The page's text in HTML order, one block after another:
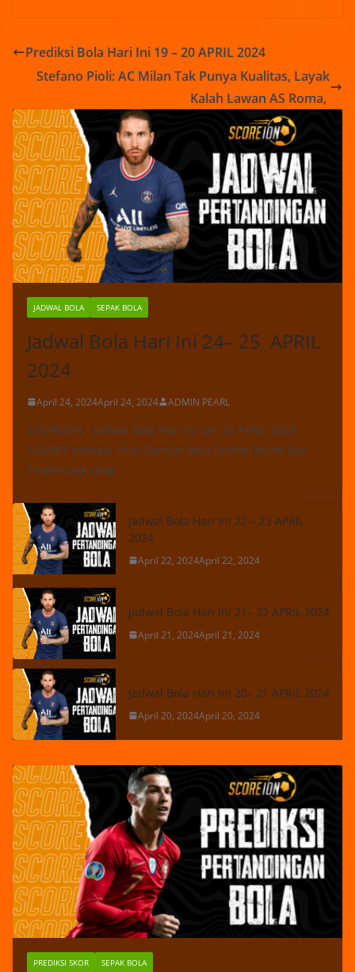
Prediksi Bola Hari Ini 19 – 20 APRIL 2024
Stefano Pioli: AC Milan Tak Punya Kualitas, Layak
Kalah Lawan AS Roma,
JADWAL BOLA SEPAK BOLA
Jadwal Bola Hari Ini 24– 25 APRIL
2024
April 24, 2024April 24, 2024 ADMIN PEARL
SCOREIDN – Jadwal Bola Hari Ini 24– 25 APRIL 2024
:IOSBET sebagai Situs Bandar Bola Online Resmi dan
Terpercaya yang
Jadwal Bola Hari Ini 22 – 23 APRIL
2024
April 22, 2024April 22, 2024
Jadwal Bola Hari Ini 21– 22 APRIL 2024
April 21, 2024April 21, 2024
Jadwal Bola Hari Ini 20– 21 APRIL 2024
April 20, 2024April 20, 2024
PREDIKSI SKOR SEPAK BOLA